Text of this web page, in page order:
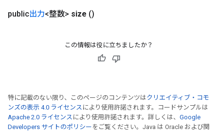
public出力<整数> size ()
この情報は役に立ちましたか？
特に記載のない限り、このページのコンテンツはクリエイティブ・コモ
ンズの表示 4.0 ライセンス により使用許諾されます。コードサンプルは
Apache 2.0 ライセンス により使用許諾されます。詳しくは、 Google
Developers サイトのポリシー をご覧ください。Java は Oracle および関